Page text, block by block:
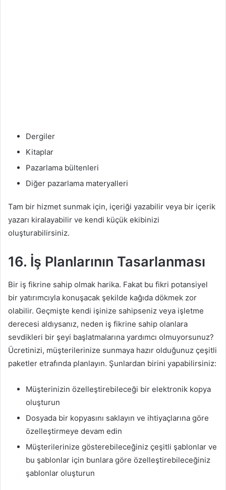
Dergiler
Kitaplar
Pazarlama bültenleri
Diğer pazarlama materyalleri
Tam bir hizmet sunmak için, içeriği yazabilir veya bir içerik
yazarı kiralayabilir ve kendi küçük ekibinizi
oluşturabilirsiniz.
16. İş Planlarının Tasarlanması
Bir iş fikrine sahip olmak harika. Fakat bu fikri potansiyel
bir yatırımcıyla konuşacak şekilde kağıda dökmek zor
olabilir. Geçmişte kendi işinize sahipseniz veya işletme
derecesi aldıysanız, neden iş fikrine sahip olanlara
sevdikleri bir şeyi başlatmalarına yardımcı olmuyorsunuz?
Ücretinizi, müşterilerinize sunmaya hazır olduğunuz çeşitli
paketler etrafında planlayın. Şunlardan birini yapabilirsiniz:
Müşterinizin özelleştirebileceği bir elektronik kopya
oluşturun
Dosyada bir kopyasını saklayın ve ihtiyaçlarına göre
özelleştirmeye devam edin
Müşterilerinize gösterebileceğiniz çeşitli şablonlar ve
bu şablonlar için bunlara göre özelleştirebileceğiniz
şablonlar oluşturun